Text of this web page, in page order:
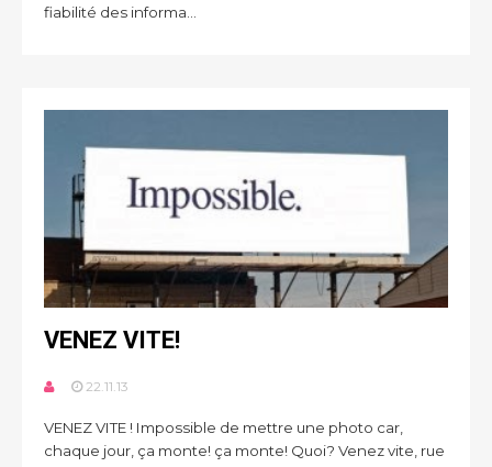
fiabilité des informa...
VENEZ VITE!
22.11.13
VENEZ VITE ! Impossible de mettre une photo car,
chaque jour, ça monte! ça monte! Quoi? Venez vite, rue